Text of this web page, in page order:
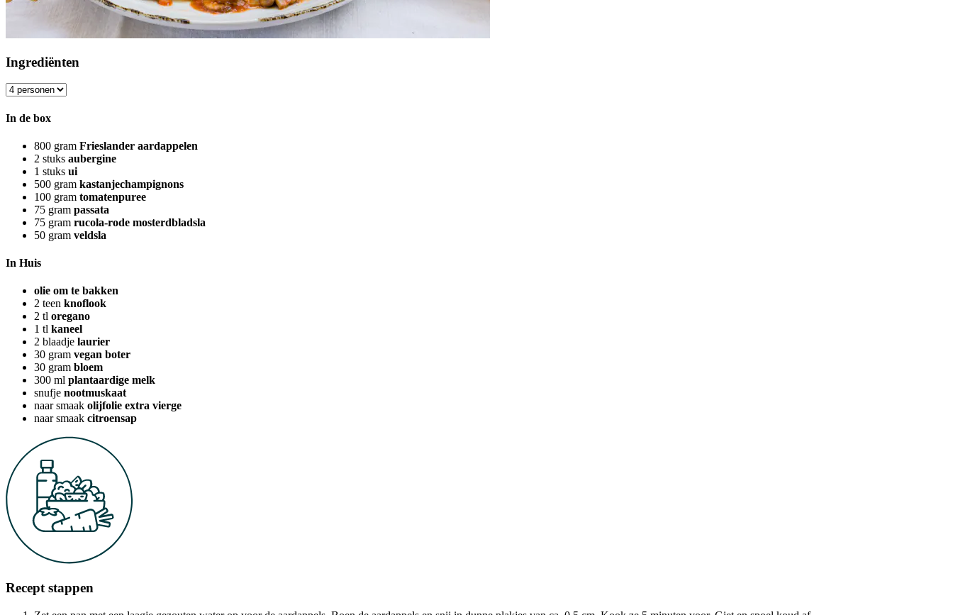
Ingrediënten
In de box
800 gram Frieslander aardappelen
2 stuks aubergine
1 stuks ui
500 gram kastanjechampignons
100 gram tomatenpuree
75 gram passata
75 gram rucola-rode mosterdbladsla
50 gram veldsla
In Huis
olie om te bakken
2 teen knoflook
2 tl oregano
1 tl kaneel
2 blaadje laurier
30 gram vegan boter
30 gram bloem
300 ml plantaardige melk
snufje nootmuskaat
naar smaak olijfolie extra vierge
naar smaak citroensap
Recept stappen